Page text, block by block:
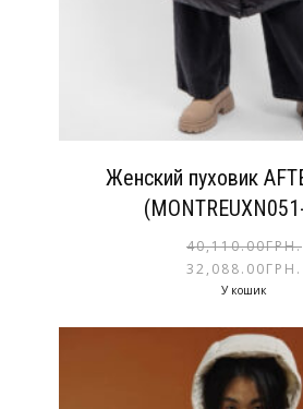
Женский пуховик
40,110.00ГРН.
32,088.00ГРН.
У кошик